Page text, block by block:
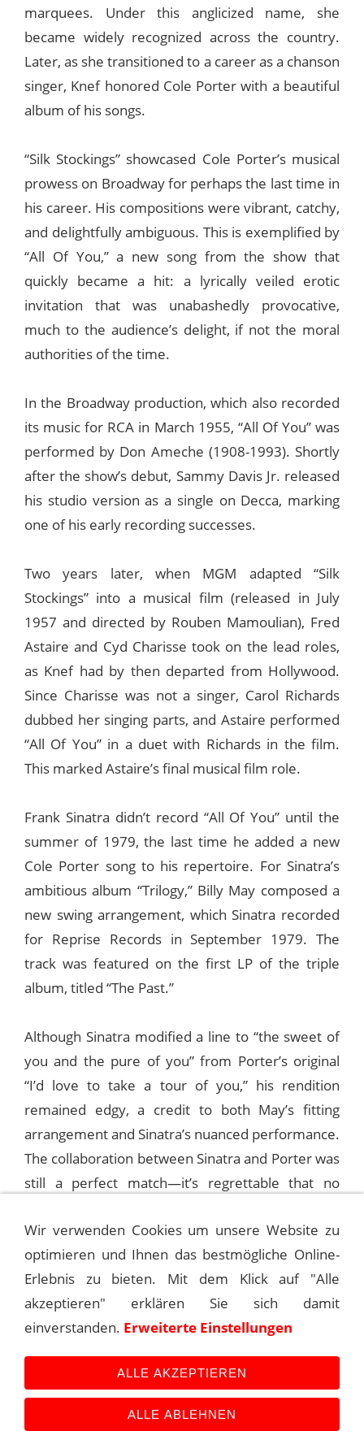
marquees. Under this anglicized name, she
became widely recognized across the country.
Later, as she transitioned to a career as a chanson
singer, Knef honored Cole Porter with a beautiful
album of his songs.
“Silk Stockings” showcased Cole Porter’s musical
prowess on Broadway for perhaps the last time in
his career. His compositions were vibrant, catchy,
and delightfully ambiguous. This is exemplified by
“All Of You,” a new song from the show that
quickly became a hit: a lyrically veiled erotic
invitation that was unabashedly provocative,
much to the audience’s delight, if not the moral
authorities of the time.
In the Broadway production, which also recorded
its music for RCA in March 1955, “All Of You” was
performed by Don Ameche (1908-1993). Shortly
after the show’s debut, Sammy Davis Jr. released
his studio version as a single on Decca, marking
one of his early recording successes.
Two years later, when MGM adapted “Silk
Stockings” into a musical film (released in July
1957 and directed by Rouben Mamoulian), Fred
Astaire and Cyd Charisse took on the lead roles,
as Knef had by then departed from Hollywood.
Since Charisse was not a singer, Carol Richards
dubbed her singing parts, and Astaire performed
“All Of You” in a duet with Richards in the film.
This marked Astaire’s final musical film role.
Frank Sinatra didn’t record “All Of You” until the
summer of 1979, the last time he added a new
Cole Porter song to his repertoire. For Sinatra’s
ambitious album “Trilogy,” Billy May composed a
new swing arrangement, which Sinatra recorded
for Reprise Records in September 1979. The
track was featured on the first LP of the triple
album, titled “The Past.”
Although Sinatra modified a line to “the sweet of
you and the pure of you” from Porter’s original
“I’d love to take a tour of you,” his rendition
remained edgy, a credit to both May’s fitting
arrangement and Sinatra’s nuanced performance.
The collaboration between Sinatra and Porter was
still a perfect match—it’s regrettable that no
thereafter. Sinatra never performed “All Of You”
live on stage.
© Bernhard Vogel for Sinatra - The Main Event
2005
Main Event History
Wir verwenden Cookies um unsere Website zu
optimieren und Ihnen das bestmögliche Online-
Erlebnis zu bieten. Mit dem Klick auf "Alle
akzeptieren" erklären Sie sich damit
einverstanden. Erweiterte Einstellungen
ALLE AKZEPTIEREN
ALLE ABLEHNEN